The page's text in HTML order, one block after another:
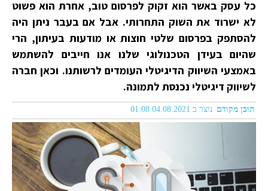
כל עסק באשר הוא זקוק לפרסום טוב, אחרת הוא פשוט
לא ישרוד את השוק התחרותי. אבל אם בעבר ניתן היה
להסתפק בפרסום שלטי חוצות או מודעות בעיתון, הרי
שהיום בעידן הטכנולוגי שלנו אנו חייבים להשתמש
באמצעי השיווק הדיגיטלי העומדים לרשותנו. וכאן חברה
לשיווק דיגיטלי נכנסת לתמונה.
תוכן מקודם נוצר ב 04.08.2021 01:08